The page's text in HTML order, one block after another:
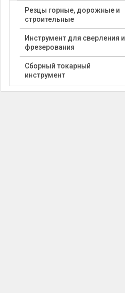
Резцы горные, дорожные и
строительные
Инструмент для сверления и
фрезерования
Сборный токарный
инструмент